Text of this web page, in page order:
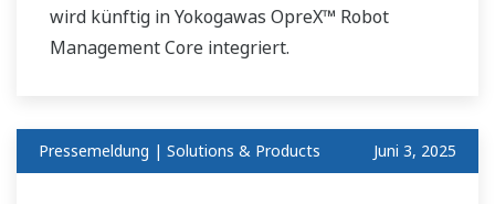
wird künftig in Yokogawas OpreX™ Robot
Management Core integriert.
Pressemeldung | Solutions & Products Juni 3, 2025